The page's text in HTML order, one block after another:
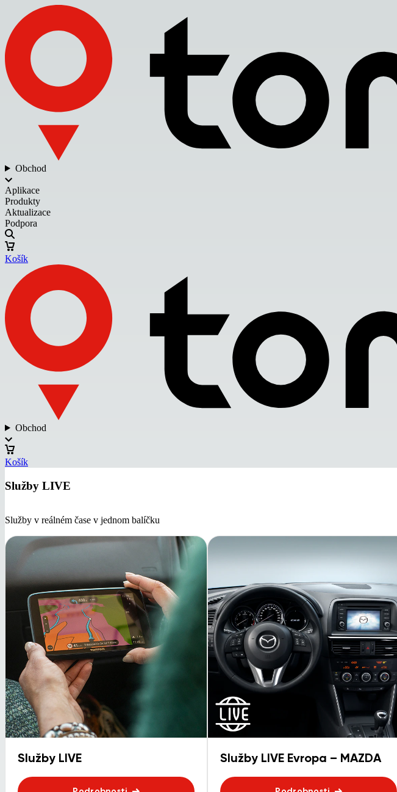
Obchod
Aplikace
Produkty
Aktualizace
Podpora
Košík
Obchod
Košík
Služby LIVE
Služby v reálném čase v jednom balíčku
Služby LIVE Služby LIVE Evropa – MAZDA